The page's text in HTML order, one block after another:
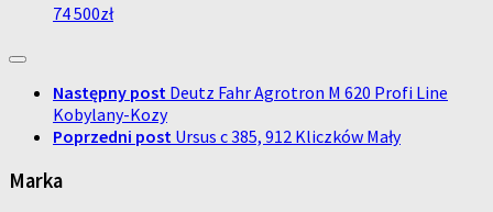
74 500zł
Następny post Deutz Fahr Agrotron M 620 Profi Line
Kobylany-Kozy
Poprzedni post Ursus c 385, 912 Kliczków Mały
Marka